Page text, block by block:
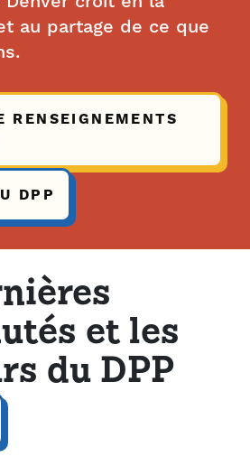
au partage de ce que
RENSEIGNEMENTS
DPP
et les
du DPP